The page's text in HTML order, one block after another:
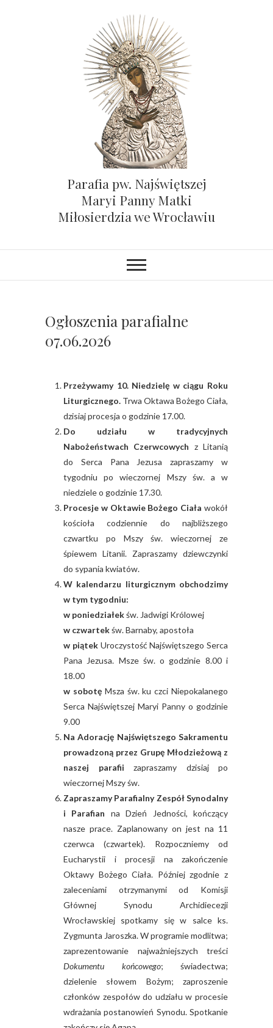
Parafia pw. Najświętszej
Maryi Panny Matki
Miłosierdzia we Wrocławiu
Ogłoszenia parafialne
07.06.2026
Przeżywamy 10. Niedzielę w ciągu Roku
Liturgicznego. Trwa Oktawa Bożego Ciała,
dzisiaj procesja o godzinie 17.00.
Do udziału w tradycyjnych
Nabożeństwach Czerwcowych z Litanią
do Serca Pana Jezusa zapraszamy w
tygodniu po wieczornej Mszy św. a w
niedziele o godzinie 17.30.
Procesje w Oktawie Bożego Ciała wokół
kościoła codziennie do najbliższego
czwartku po Mszy św. wieczornej ze
śpiewem Litanii. Zapraszamy dziewczynki
do sypania kwiatów.
W kalendarzu liturgicznym obchodzimy
w tym tygodniu:
w poniedziałekśw. Jadwigi Królowej
w czwartekśw. Barnaby, apostoła
w piątekUroczystość Najświętszego Serca
Pana Jezusa. Msze św. o godzinie 8.00 i
18.00
w sobotęMsza św. ku czci Niepokalanego
Serca Najświętszej Maryi Panny o godzinie
9.00
Na Adorację Najświętszego Sakramentu
prowadzoną przez Grupę Młodzieżową z
naszej parafii zapraszamy dzisiaj po
wieczornej Mszy św.
Zapraszamy Parafialny Zespół Synodalny
i Parafian na Dzień Jedności, kończący
nasze prace. Zaplanowany on jest na 11
czerwca (czwartek). Rozpoczniemy od
Eucharystii i procesji na zakończenie
Oktawy Bożego Ciała. Później zgodnie z
zaleceniami otrzymanymi od Komisji
Głównej Synodu Archidiecezji
Wrocławskiej spotkamy się w salce ks.
Zygmunta Jaroszka. W programie modlitwa;
zaprezentowanie najważniejszych treści
Dokumentu końcowego; świadectwa;
dzielenie słowem Bożym; zaproszenie
członków zespołów do udziału w procesie
wdrażania postanowień Synodu. Spotkanie